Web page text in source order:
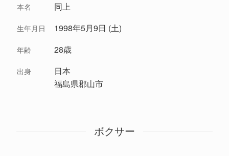
本名 同上
生年月日 1998年5月9日 (土)
年齢 28歳
出身
日本
福島県郡山市
ボクサー